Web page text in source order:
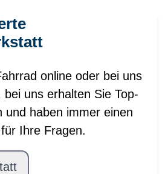
online oder bei uns
uns erhalten Sie Top-
und haben immer einen
Ihre Fragen.